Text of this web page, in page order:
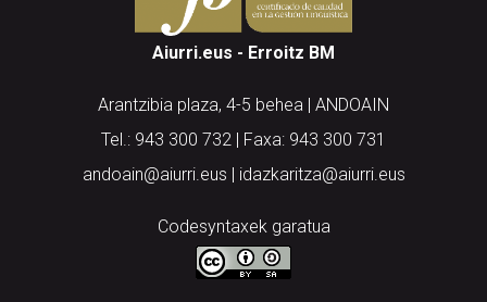
Aiurri.eus - Erroitz BM
Arantzibia plaza, 4-5 behea | ANDOAIN
Tel.: 943 300 732 | Faxa: 943 300 731
andoain@aiurri.eus | idazkaritza@aiurri.eus
Codesyntaxek garatua